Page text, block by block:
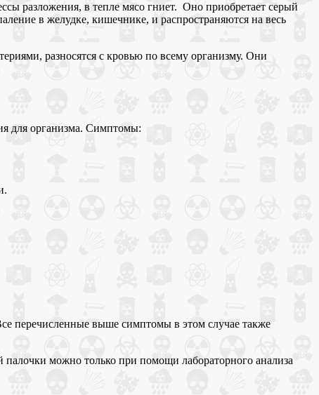
разложения, в тепле мясо гниет. Оно приобретает серый
в желудке, кишечнике, и распространяются на весь
разносятся с кровью по всему организму. Они
для организма. Симптомы:
перечисленные выше симптомы в этом случае также
палочки можно только при помощи лабораторного анализа